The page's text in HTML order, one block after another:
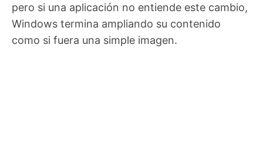
pero si una aplicación no entiende este cambio,
Windows termina ampliando su contenido
como si fuera una simple imagen.